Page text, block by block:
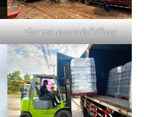
บริการรถเครนยกต้นไม้ใหญ่